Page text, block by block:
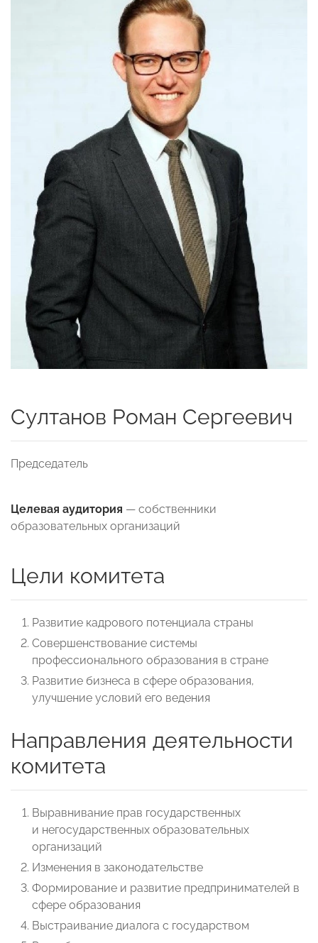
Султанов Роман Сергеевич
Председатель
Целевая аудитория — собственники
образовательных организаций
Цели комитета
Развитие кадрового потенциала страны
Совершенствование системы
профессионального образования в стране
Развитие бизнеса в сфере образования,
улучшение условий его ведения
Направления деятельности
комитета
Выравнивание прав государственных
и негосударственных образовательных
организаций
Изменения в законодательстве
Формирование и развитие предпринимателей в
сфере образования
Выстраивание диалога с государством